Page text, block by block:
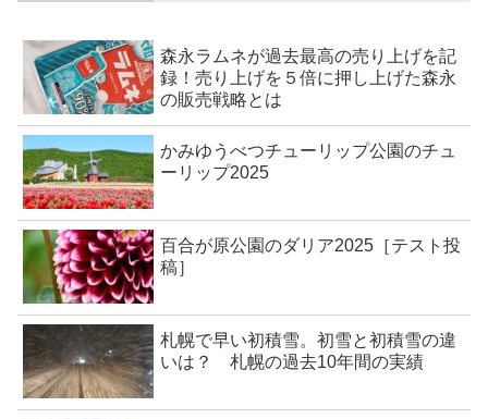
森永ラムネが過去最高の売り上げを記
録！売り上げを５倍に押し上げた森永
の販売戦略とは
かみゆうべつチューリップ公園のチュ
ーリップ2025
百合が原公園のダリア2025［テスト投
稿］
札幌で早い初積雪。初雪と初積雪の違
いは？ 札幌の過去10年間の実績